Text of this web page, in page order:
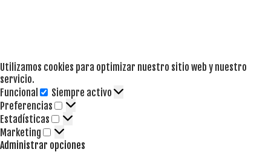
Utilizamos cookies para optimizar nuestro sitio web y nuestro
servicio.
Funcional
Funcional
Siempre activo
Preferencias
Preferencias
Estadísticas Estadísticas
Marketing Marketing
Administrar opciones